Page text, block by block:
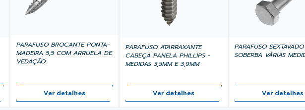
PARAFUSO BROCANTE PONTA-
MADEIRA 5,5 COM ARRUELA DE
VEDAÇÃO
Ver detalhes
PARAFUSO ATARRAXANTE
CABEÇA PANELA PHILLIPS -
MEDIDAS 3,5MM E 3,9MM
Ver detalhes
PARAFUSO
SOBERBA VÁRIAS
Ver detalhes